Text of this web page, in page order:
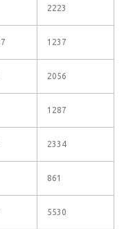
2223
1237
2056
1287
2334
861
5530